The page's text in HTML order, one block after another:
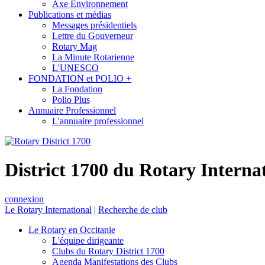
Axe Environnement
Publications et médias
Messages présidentiels
Lettre du Gouverneur
Rotary Mag
La Minute Rotarienne
L'UNESCO
FONDATION et POLIO +
La Fondation
Polio Plus
Annuaire Professionnel
L'annuaire professionnel
District 1700 du Rotary
connexion
Le Rotary International | Recherche de club
Le Rotary en Occitanie
L'équipe dirigeante
Clubs du Rotary District 1700
Agenda Manifestations des Clubs